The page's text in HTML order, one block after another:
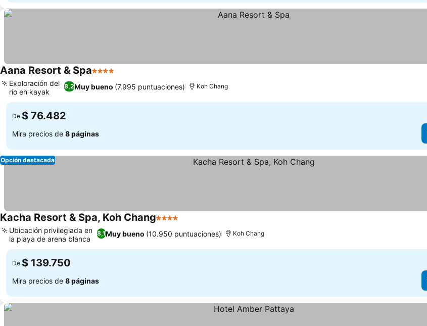
Aana Resort & Spa4 Estrellas
8,2Muy bueno (7.995 puntuaciones)
Exploración del
río en kayak
Koh Chang
De $ 76.482
Mira precios de 8 páginas
Opción destacada
Kacha Resort & Spa, Koh Chang4 Estrellas
8,1Muy bueno (10.950 puntuaciones)
Ubicación privilegiada en
la playa de arena blanca
Koh Chang
De $ 139.750
Mira precios de 8 páginas